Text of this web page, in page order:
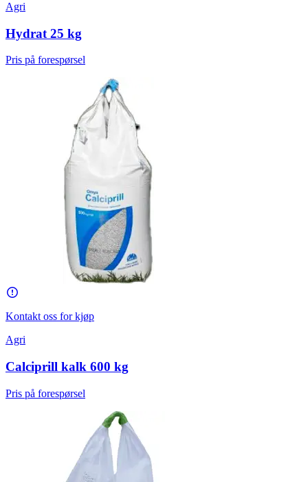
Agri
Hydrat 25 kg
Pris på forespørsel
Kontakt oss for kjøp
Agri
Calciprill kalk 600 kg
Pris på forespørsel